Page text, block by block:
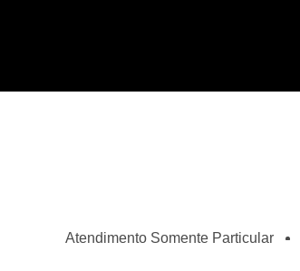
Atendimento Somente Particular